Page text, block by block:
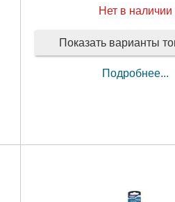
Нет в наличии
Показать варианты
Подробнее...